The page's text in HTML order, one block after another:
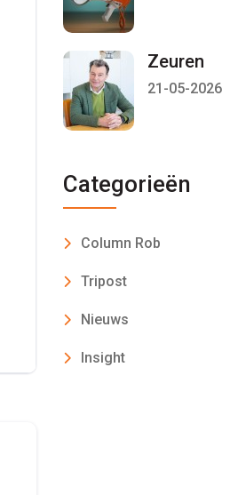
Zeuren
21-05-2026
Categorieën
Column Rob
Tripost
Nieuws
Insight